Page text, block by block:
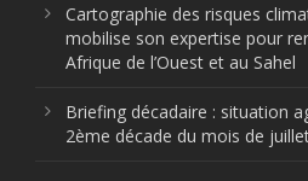
Cartographie des risques
mobilise son expertise pour
Afrique de l’Ouest et au Sahel
Briefing décadaire : situation
2ème décade du mois de